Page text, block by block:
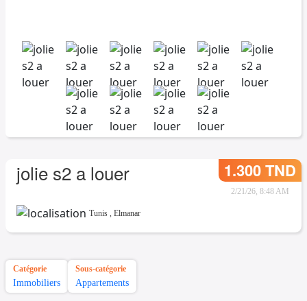
jolie s2 a louer 1.300 TND
2/21/26, 8:48 AM
Tunis , Elmanar
Catégorie
Immobiliers
Sous-catégorie
Appartements